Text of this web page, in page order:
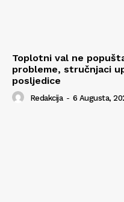
Toplotni val ne
probleme, stručnjaci
posljedice
Redakcija - 6 Augusta,